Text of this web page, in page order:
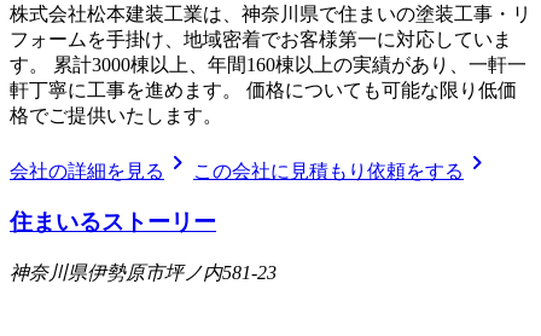
株式会社松本建装工業は、神奈川県で住まいの塗装工事・リ
フォームを手掛け、地域密着でお客様第一に対応していま
す。 累計3000棟以上、年間160棟以上の実績があり、一軒一
軒丁寧に工事を進めます。 価格についても可能な限り低価
格でご提供いたします。
会社の詳細を見る chevron_right この会社に見積もり依頼をする chevron_right
住まいるストーリー
神奈川県伊勢原市坪ノ内581-23